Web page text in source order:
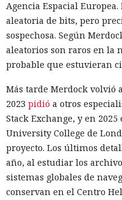
Agencia Espacial
aleatoria de bits, pero
sospechosa. Según
aleatorios son raros en la
probable que estuvieran
Más tarde Merdock volvió
2023 pidió a otros
Stack Exchange, y en
University College de
proyecto. Los últimos
año, al estudiar los
sistemas globales de
conservan en el Centro